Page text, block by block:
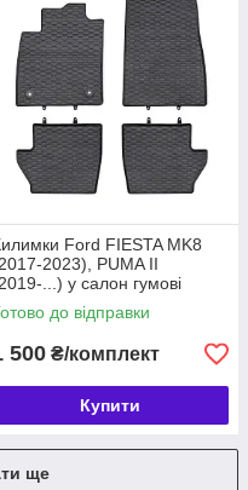
Ford FIESTA MK8
2023), PUMA II
...) у салон гумові
4C)до відправки
500 ₴/комплект
Купити
ще